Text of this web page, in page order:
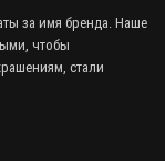
за имя бренда. Наше
чтобы
стали